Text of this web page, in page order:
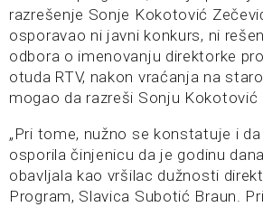
razrešenje Sonje Kokotović
osporavao ni javni konkurs, ni
odbora o imenovanju direktorke
otuda RTV, nakon vraćanja na
mogao da razreši Sonju Kokotović
„Pri tome, nužno se konstatuje i
osporila činjenicu da je godinu
obavljala kao vršilac dužnosti
Program, Slavica Subotić Braun.